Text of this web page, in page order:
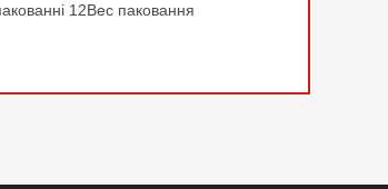
12Вес паковання